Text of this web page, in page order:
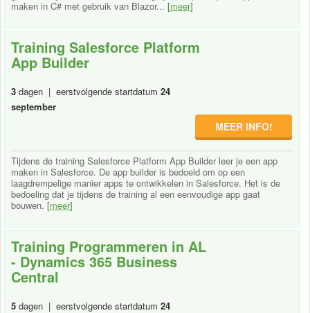
maken in C# met gebruik van Blazor... [meer]
Training Salesforce Platform
App Builder
3 dagen | eerstvolgende startdatum 24
september
MEER INFO!
Tijdens de training Salesforce Platform App Builder leer je een app
maken in Salesforce. De app builder is bedoeld om op een
laagdrempelige manier apps te ontwikkelen in Salesforce. Het is de
bedoeling dat je tijdens de training al een eenvoudige app gaat
bouwen. [meer]
Training Programmeren in AL
- Dynamics 365 Business
Central
5 dagen | eerstvolgende startdatum 24